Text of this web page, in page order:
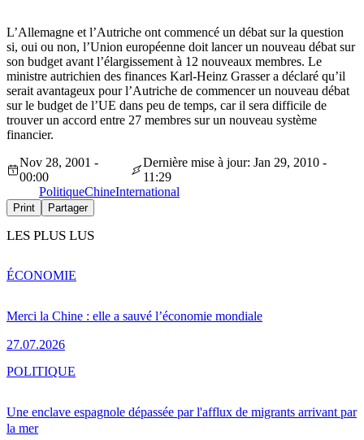
L’Allemagne et l’Autriche ont commencé un débat sur la question
si, oui ou non, l’Union européenne doit lancer un nouveau débat sur
son budget avant l’élargissement à 12 nouveaux membres. Le
ministre autrichien des finances Karl-Heinz Grasser a déclaré qu’il
serait avantageux pour l’Autriche de commencer un nouveau débat
sur le budget de l’UE dans peu de temps, car il sera difficile de
trouver un accord entre 27 membres sur un nouveau système
financier.
Nov 28, 2001 -
00:00
Dernière mise à jour: Jan 29, 2010 -
11:29
PolitiqueChineInternational
Print Partager
LES PLUS LUS
Merci la Chine : elle a sauvé l’économie mondiale
27.07.2026
ÉCONOMIE
Une enclave espagnole dépassée par l'afflux de migrants arrivant par
la mer
POLITIQUE